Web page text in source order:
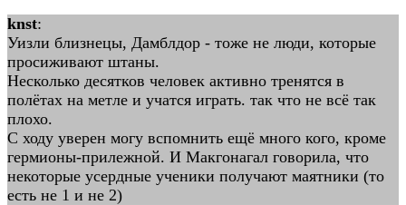
knst:
Уизли близнецы, Дамблдор - тоже не люди, которые
просиживают штаны.
Несколько десятков человек активно тренятся в
полётах на метле и учатся играть. так что не всё так
плохо.
С ходу уверен могу вспомнить ещё много кого, кроме
гермионы-прилежной. И Макгонагал говорила, что
некоторые усердные ученики получают маятники (то
есть не 1 и не 2)